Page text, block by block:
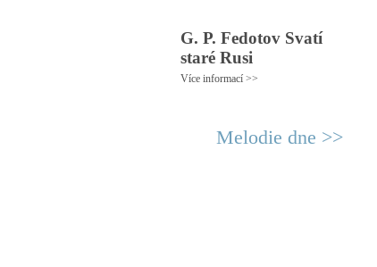
G. P. Fedotov Svatí
staré Rusi
Více informací >>
Melodie dne >>